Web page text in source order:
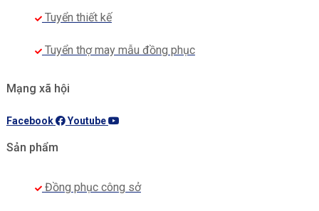
Tuyển thiết kế
Tuyển thợ may mẫu đồng phục
Mạng xã hội
Facebook Youtube
Sản phẩm
Đồng phục công sở